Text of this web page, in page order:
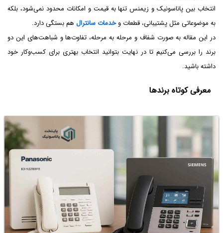
انتخاب بین پاناسونیک و زیمنس تنها به قیمت و امکانات محدود نمی‌شود، بلکه
به موضوعاتی مثل پشتیبانی، قطعات وخدمات سانترال هم بستگی دارد.
در این مقاله به صورت شفاف و مرحله به مرحله، تفاوت‌ها و شباهت‌های این دو
برند را بررسی می‌کنیم تا در نهایت بتوانید انتخاب بهتری برای کسب‌وکار خود
داشته باشید.
معرفی کوتاه برندها